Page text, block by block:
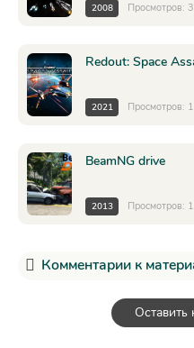
2008 Просмотров:
Redout: Space
2021 Просмотров:
BeamNG drive
2013 Просмотров:
Комментарии к
Оставить